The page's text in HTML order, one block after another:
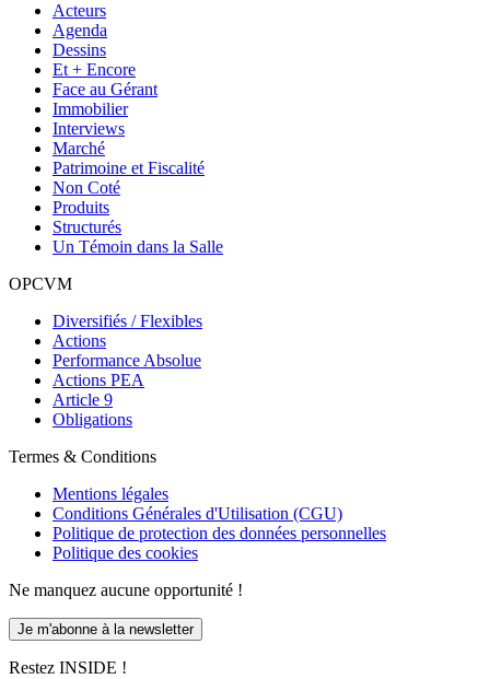
Acteurs
Agenda
Dessins
Et + Encore
Face au Gérant
Immobilier
Interviews
Marché
Patrimoine et Fiscalité
Non Coté
Produits
Structurés
Un Témoin dans la Salle
OPCVM
Diversifiés / Flexibles
Actions
Performance Absolue
Actions PEA
Article 9
Obligations
Termes & Conditions
Mentions légales
Conditions Générales d'Utilisation (CGU)
Politique de protection des données personnelles
Politique des cookies
Ne manquez aucune opportunité !
Je m'abonne à la newsletter
Restez INSIDE !